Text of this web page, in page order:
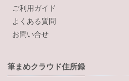
ご利用ガイド
よくある質問
お問い合せ
筆まめクラウド住所録